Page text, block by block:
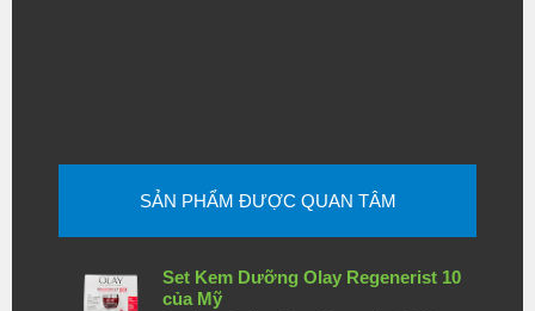
SẢN PHẨM ĐƯỢC QUAN TÂM
Set Kem Dưỡng Olay Regenerist 10
của Mỹ